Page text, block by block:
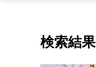
検索結果